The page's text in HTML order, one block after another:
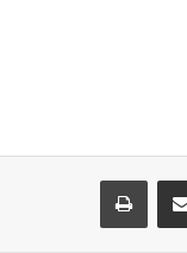
مشاركة عبر البريد طباعة